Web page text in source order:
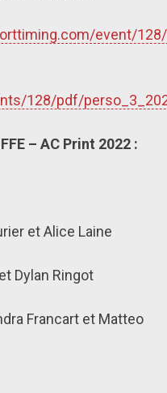
event/
128/pdf/
– AC Print 2022 :
et Alice Laine
Dylan Ringot
Francart et Matteo